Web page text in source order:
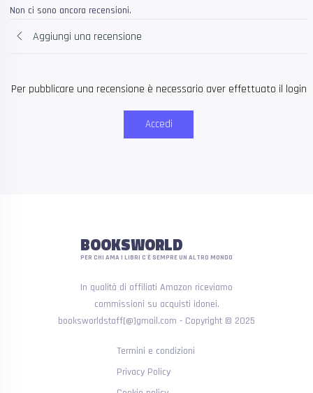
Non ci sono ancora recensioni.
Aggiungi una recensione
Per pubblicare una recensione è necessario aver effettuato il login
Accedi
BOOKSWORLD
PER CHI AMA I LIBRI C'È SEMPRE UN ALTRO MONDO
In qualità di affiliati Amazon riceviamo
commissioni su acquisti idonei.
booksworldstaff[@]gmail.com - Copyright © 2025
Termini e condizioni
Privacy Policy